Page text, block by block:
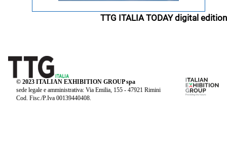
TTG ITALIA TODAY digital edition
© 2023 ITALIAN EXHIBITION GROUP spa
sede legale e amministrativa: Via Emilia, 155 - 47921 Rimini
Cod. Fisc./P.Iva 00139440408.